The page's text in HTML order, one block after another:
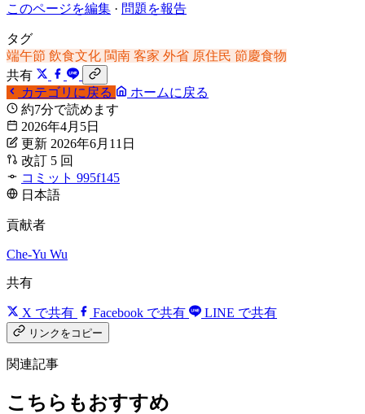
このページを編集 · 問題を報告
タグ
端午節 飲食文化 閩南 客家 外省 原住民 節慶食物
共有
カテゴリに戻る
ホームに戻る
約7分で読めます
2026年4月5日
更新 2026年6月11日
改訂 5 回
コミット 995f145
日本語
貢献者
Che-Yu Wu
共有
X で共有 Facebook で共有 LINE で共有
リンクをコピー
関連記事
こちらもおすすめ